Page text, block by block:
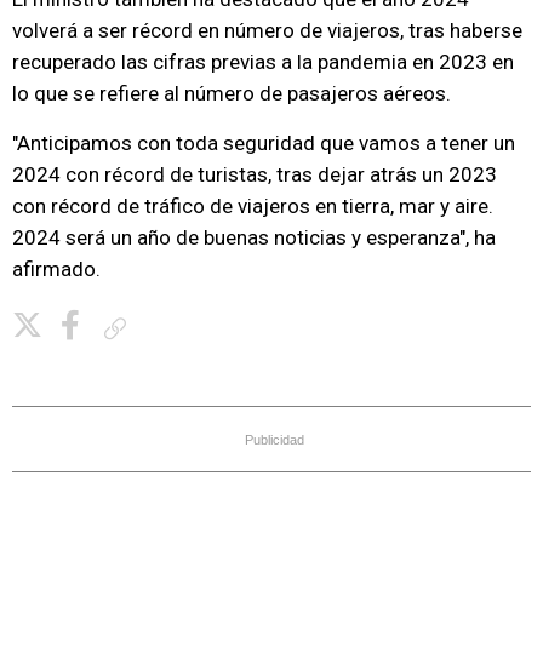
volverá a ser récord en número de viajeros, tras haberse
recuperado las cifras previas a la pandemia en 2023 en
lo que se refiere al número de pasajeros aéreos.
"Anticipamos con toda seguridad que vamos a tener un
2024 con récord de turistas, tras dejar atrás un 2023
con récord de tráfico de viajeros en tierra, mar y aire.
2024 será un año de buenas noticias y esperanza", ha
afirmado.
Publicidad